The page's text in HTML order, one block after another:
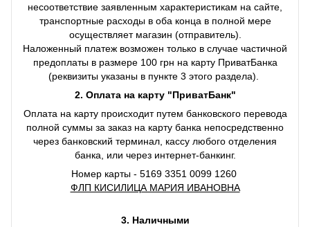
несоответствие заявленным характеристикам на сайте,
транспортные расходы в оба конца в полной мере
осуществляет магазин (отправитель).
Наложенный платеж возможен только в случае частичной
предоплаты в размере 100 грн на карту ПриватБанка
(реквизиты указаны в пункте 3 этого раздела).
2. Оплата на карту "ПриватБанк"
Оплата на карту происходит путем банковского перевода
полной суммы за заказ на карту банка непосредственно
через банковский терминал, кассу любого отделения
банка, или через интернет-банкинг.
Номер карты - 5169 3351 0099 1260
ФЛП КИСИЛИЦА МАРИЯ ИВАНОВНА
3. Наличными